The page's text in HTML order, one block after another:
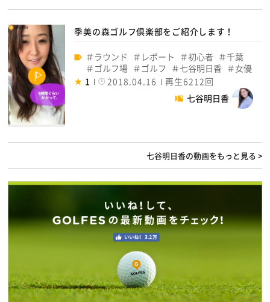
季美の森ゴルフ倶楽部をご紹介します！
ラウンド レポート 初心者
千葉
ゴルフ場
ゴルフ 七谷明日香
女優
1
2018.04.16
再生6212回
七谷明日香
七谷明日香の動画をもっと見る